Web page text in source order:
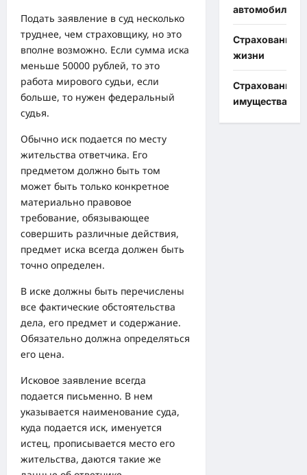
Подать заявление в суд несколько
труднее, чем страховщику, но это
вполне возможно. Если сумма иска
меньше 50000 рублей, то это
работа мирового судьи, если
больше, то нужен федеральный
судья.
Обычно иск подается по месту
жительства ответчика. Его
предметом должно быть том
может быть только конкретное
материально правовое
требование, обязывающее
совершить различные действия,
предмет иска всегда должен быть
точно определен.
В иске должны быть перечислены
все фактические обстоятельства
дела, его предмет и содержание.
Обязательно должна определяться
его цена.
Исковое заявление всегда
подается письменно. В нем
указывается наименование суда,
куда подается иск, именуется
истец, прописывается место его
жительства, даются такие же
автомобиля
Страхование
жизни
Страхование
имущества